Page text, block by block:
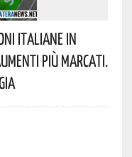
Italiane In
Più Marcati.